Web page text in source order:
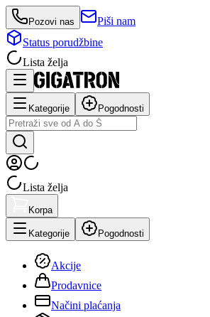
Pozovi nas
Piši nam
Status porudžbine
Lista želja
Kategorije Pogodnosti
Lista želja
Korpa
Kategorije Pogodnosti
Akcije
Prodavnice
Načini plaćanja